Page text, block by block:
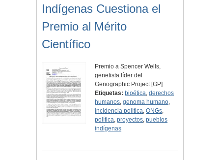
Indígenas Cuestiona el
Premio al Mérito
Científico
Premio a Spencer Wells,
genetista líder del
Genographic Project [GP]
Etiquetas: bioética,derechos
humanos,genoma humano,
incidencia política,ONGs,
política,proyectos,pueblos
indígenas